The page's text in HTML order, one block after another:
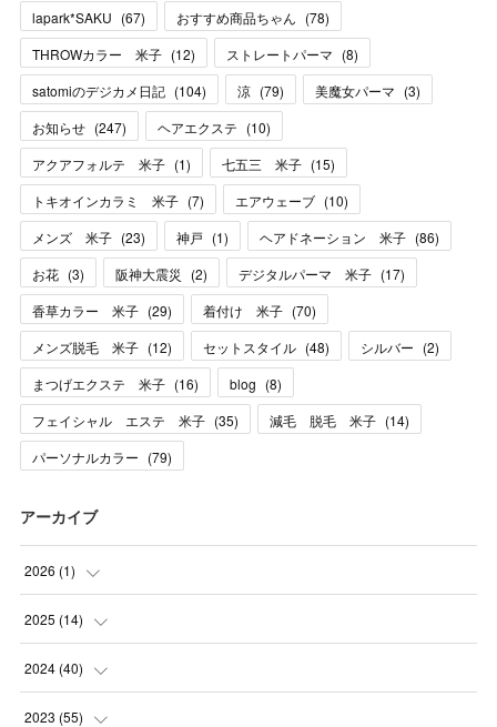
lapark*SAKU (67) おすすめ商品ちゃん (78)
THROWカラー 米子 (12) ストレートパーマ (8)
satomiのデジカメ日記 (104) 涼 (79) 美魔女パーマ (3)
お知らせ (247) ヘアエクステ (10)
アクアフォルテ 米子 (1) 七五三 米子 (15)
トキオインカラミ 米子 (7) エアウェーブ (10)
メンズ 米子 (23) 神戸 (1) ヘアドネーション 米子 (86)
お花 (3) 阪神大震災 (2) デジタルパーマ 米子 (17)
香草カラー 米子 (29) 着付け 米子 (70)
メンズ脱毛 米子 (12) セットスタイル (48) シルバー (2)
まつげエクステ 米子 (16) blog (8)
フェイシャル エステ 米子 (35) 減毛 脱毛 米子 (14)
パーソナルカラー (79)
アーカイブ
2026 (1)
(1
2025 (14)
(10 )
(1
2024 (40)
(1
2023 (55)